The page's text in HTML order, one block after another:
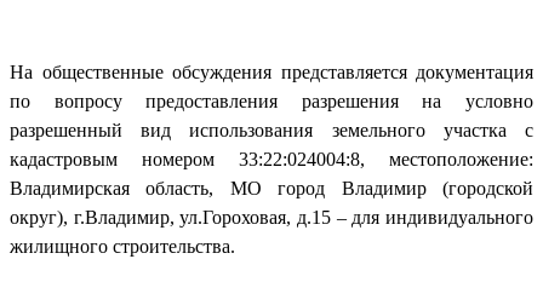
На общественные обсуждения представляется документация
по вопросу предоставления разрешения на условно
разрешенный вид использования земельного участка с
кадастровым номером 33:22:024004:8, местоположение:
Владимирская область, МО город Владимир (городской
округ), г.Владимир, ул.Гороховая, д.15 – для индивидуального
жилищного строительства.